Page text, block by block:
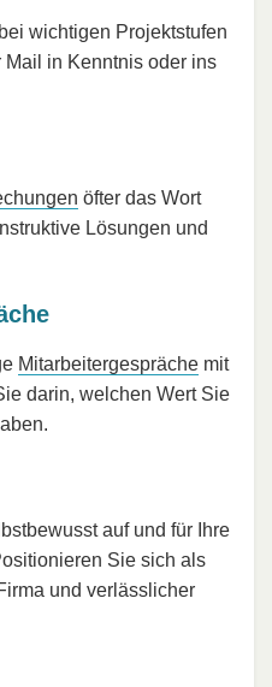
wichtigen Projektstufen
in Kenntnis oder ins
öfter das Wort
Lösungen und
Mitarbeitergespräche mit
darin, welchen Wert Sie
auf und für Ihre
Sie sich als
und verlässlicher